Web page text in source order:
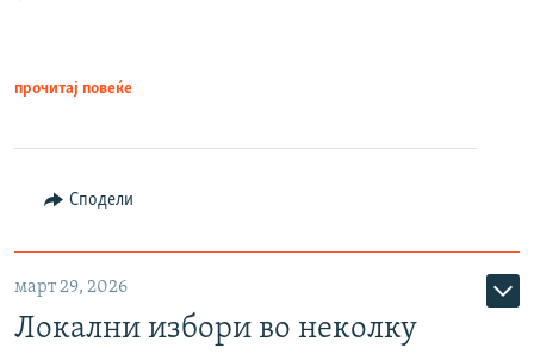
прочитај повеќе
Сподели
март 29, 2026
Локални избори во неколку